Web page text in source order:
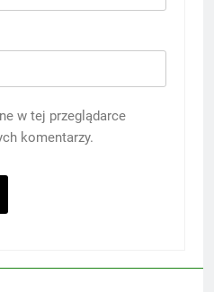
w tej przeglądarce
komentarzy.